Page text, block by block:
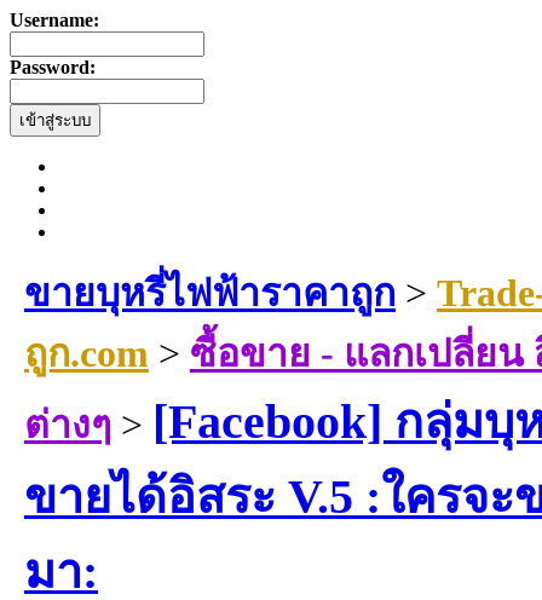
Username:
Password:
ขายบุหรี่ไฟฟ้าราคาถูก >
ถูก.com> ซื้อขาย - แลกเปลี่ย
ต่างๆ > [Facebook] กลุ่มบุ
ขายได้อิสระ V.5 :ใครจ
มา: